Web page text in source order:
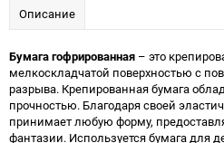
Описание
Бумага гофрированная – это
мелкоскладчатой поверхностью с
разрыва. Крепированная бумага
прочностью. Благодаря своей
принимает любую форму,
фантазии. Используется бумага для